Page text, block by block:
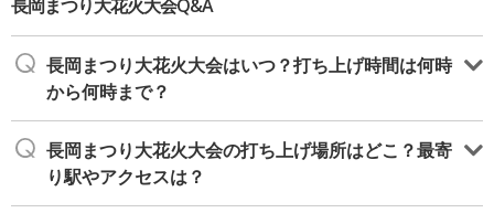
長岡まつり大花火大会Q&A
長岡まつり大花火大会はいつ？打ち上げ時間は何時
から何時まで？
長岡まつり大花火大会の打ち上げ場所はどこ？最寄
り駅やアクセスは？